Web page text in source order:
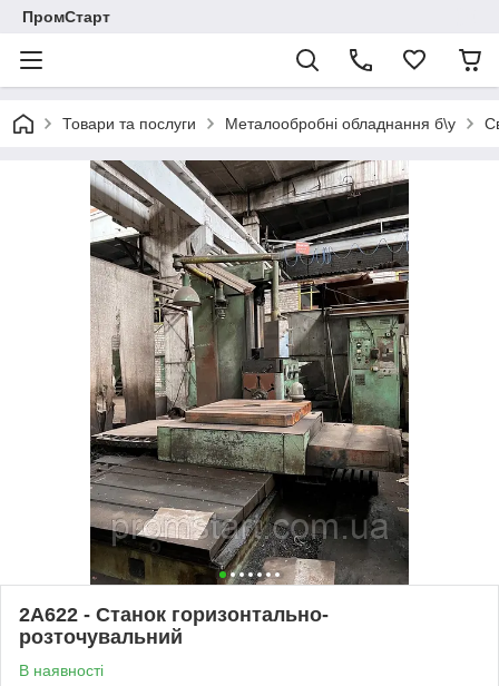
ПромСтарт
Товари та послуги Металообробні обладнання б\у
2А622 - Станок горизонтально-
розточувальний
В наявності